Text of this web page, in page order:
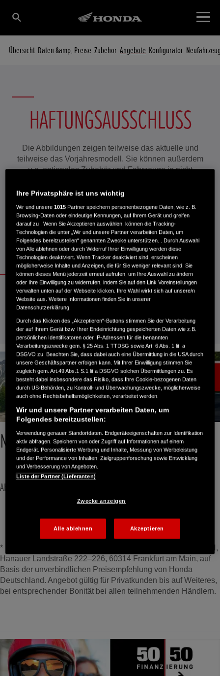
Übersicht Daten &amp; Preise Zubehör Angebote Konfigurator
HAFTUNGSAUSSCHLUSS
Die Abbildungen zeigen teilweise das aktuelle und
teilweise das Vorjahresmodell. Sie können außerdem
u.a. optionales Zubehör und Fahrzeuge in nicht
Bitte besprechen Sie vor Vertragsabschluss alle Details
NT1100 ANGEBOTE
NT1100
Ab 185,- € monatlich* leasen
Zum Leasing-Angebot
* Ein unverbindliches Leasingangebot der Honda Bank GmbH,
Hanauer Landstraße 222–226, 60314 Frankfurt am Main, auf
Basis der unverbindlichen Preisempfehlung von Honda
Deutschland. Angebot gültig für Privatkunden bis auf Weiteres,
bei entsprechender Bonität bei allen teilnehmenden Händlern.
Ihre Privatsphäre ist uns wichtig
Wir und unsere1015 Partner speichern personenbezogene Daten, wie z. B.
Browsing-Daten oder eindeutige Kennungen, auf Ihrem Gerät und greifen
darauf zu . Wenn Sie Akzeptieren auswählen, können die Tracking-
Technologien die unter „Wir und unsere Partner verarbeiten Daten, um
Folgendes bereitzustellen“ genannten Zwecke unterstützen. . Durch Auswahl
von Alle ablehnen oder durch Widerruf Ihrer Einwilligung werden diese
Technologien deaktiviert. Wenn Tracker deaktiviert sind, erscheinen
möglicherweise Inhalte und Anzeigen, die für Sie weniger relevant sind. Sie
können dieses Menü jederzeit erneut aufrufen, um Ihre Auswahl zu ändern
oder Ihre Einwilligung zu widerrufen, indem Sie auf den Link Voreinstellungen
verwalten unten auf der Webseite klicken. Ihre Wahl wirkt sich auf unsere/n
Website aus. Weitere Informationen finden Sie in unserer
Datenschutzerklärung.
Durch das Klicken des „Akzeptieren“-Buttons stimmen Sie der Verarbeitung
der auf Ihrem Gerät bzw. Ihrer Endeinrichtung gespeicherten Daten wie z.B.
persönlichen Identifikatoren oder IP-Adressen für die benannten
Verarbeitungszwecke gem. § 25 Abs. 1 TTDSG sowie Art. 6 Abs. 1 lit. a
DSGVO zu. Beachten Sie, dass dabei auch eine Übermittlung in die USA durch
unsere Geschäftspartner erfolgen kann. Mit Ihrer Einwilligung stimmen Sie
zugleich gem. Art.49 Abs.1 S.1 lit.a DSGVO solchen Übermittlungen zu. Es
besteht dabei insbesondere das Risiko, dass Ihre Cookie-bezogenen Daten
durch US-Behörden, zu Kontroll- und Überwachungszwecke, möglicherweise
auch ohne Rechtsbehelfsmöglichkeiten, verarbeitet werden.
Wir und unsere Partner verarbeiten Daten, um
Folgendes bereitzustellen:
Verwendung genauer Standortdaten. Endgeräteeigenschaften zur Identifikation
aktiv abfragen. Speichern von oder Zugriff auf Informationen auf einem
Endgerät. Personalisierte Werbung und Inhalte, Messung von Werbeleistung
und der Performance von Inhalten, Zielgruppenforschung sowie Entwicklung
und Verbesserung von Angeboten.
Liste der Partner (Lieferanten)
Zwecke anzeigen
Alle ablehnen Akzeptieren